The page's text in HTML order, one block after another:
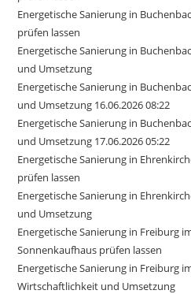
Energetische Sanierung in
prüfen lassen
Energetische Sanierung in
und Umsetzung
Energetische Sanierung in
und Umsetzung 16.06.2026 08:22
Energetische Sanierung in
und Umsetzung 17.06.2026 05:22
Energetische Sanierung in
prüfen lassen
Energetische Sanierung in
und Umsetzung
Energetische Sanierung in Freiburg
Sonnenkaufhaus prüfen lassen
Energetische Sanierung in Freiburg
Wirtschaftlichkeit und Umsetzung